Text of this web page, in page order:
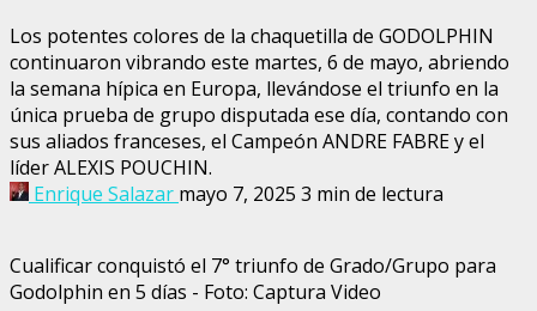
Los potentes colores de la chaquetilla de GODOLPHIN
continuaron vibrando este martes, 6 de mayo, abriendo
la semana hípica en Europa, llevándose el triunfo en la
única prueba de grupo disputada ese día, contando con
sus aliados franceses, el Campeón ANDRE FABRE y el
líder ALEXIS POUCHIN.
Enrique Salazar mayo 7, 2025 3 min de lectura
Cualificar conquistó el 7° triunfo de Grado/Grupo para
Godolphin en 5 días - Foto: Captura Video